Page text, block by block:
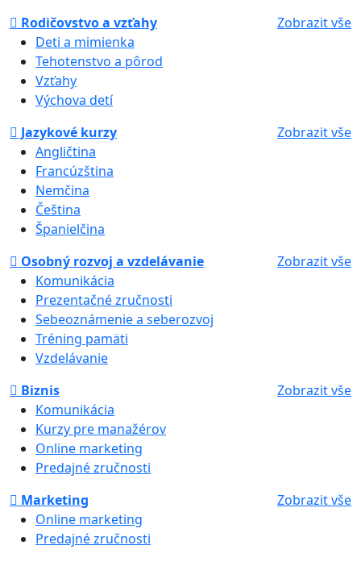
Rodičovstvo a vzťahy
Zobrazit vše
Deti a mimienka
Tehotenstvo a pôrod
Vzťahy
Výchova detí
Jazykové kurzy
Zobrazit vše
Angličtina
Francúzština
Nemčina
Čeština
Španielčina
Osobný rozvoj a vzdelávanie
Zobrazit vše
Komunikácia
Prezentačné zručnosti
Sebeoznámenie a seberozvoj
Tréning pamäti
Vzdelávanie
Biznis
Zobrazit vše
Komunikácia
Kurzy pre manažérov
Online marketing
Predajné zručnosti
Marketing
Zobrazit vše
Online marketing
Predajné zručnosti